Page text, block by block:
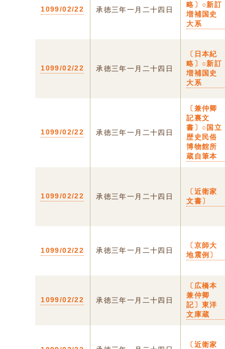
1099/02/22 承徳三年一月二十四日
略〕○新訂
増補国史
大系
1099/02/22 承徳三年一月二十四日
〔日本紀
略〕○新訂
増補国史
大系
1099/02/22 承徳三年一月二十四日
〔兼仲卿
記裏文
書〕○国立
歴史民俗
博物館所
蔵自筆本
1099/02/22 承徳三年一月二十四日
〔近衛家
文書〕
1099/02/22 承徳三年一月二十四日
〔京師大
地震例〕
1099/02/22 承徳三年一月二十四日
〔広橋本
兼仲卿
記〕東洋
文庫蔵
〔近衛家